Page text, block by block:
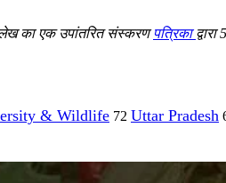
का एक उपांतरित संस्करणपत्रिका
& Wildlife 72 Uttar Pradesh